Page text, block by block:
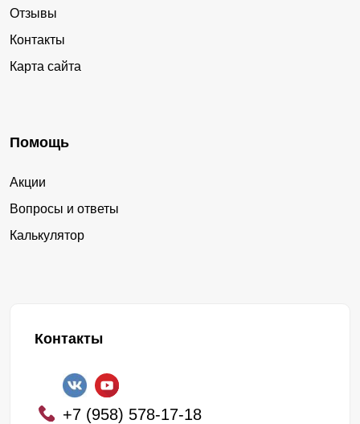
Отзывы
Контакты
Карта сайта
Помощь
Акции
Вопросы и ответы
Калькулятор
Контакты
+7 (958) 578-17-18